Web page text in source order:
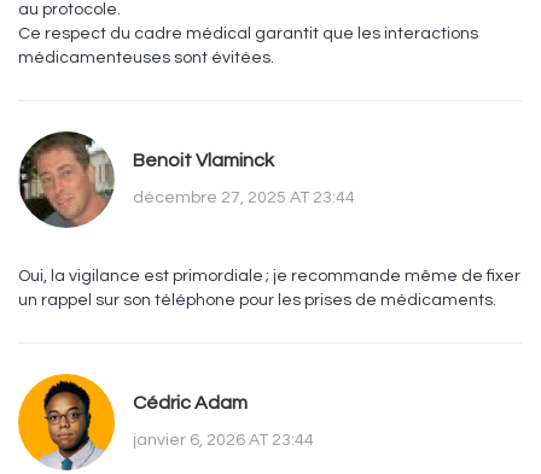
au protocole.
Ce respect du cadre médical garantit que les interactions
médicamenteuses sont évitées.
Benoit Vlaminck
décembre 27, 2025 AT 23:44
Oui, la vigilance est primordiale ; je recommande même de fixer
un rappel sur son téléphone pour les prises de médicaments.
Cédric Adam
janvier 6, 2026 AT 23:44